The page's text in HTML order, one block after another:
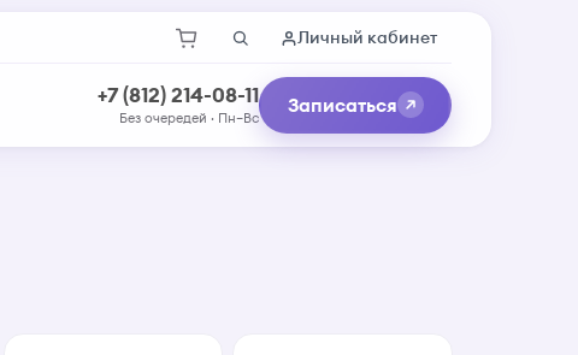
Личный кабинет
+7 (812) 214-08-11
Без очередей · Пн–Вс
Записаться